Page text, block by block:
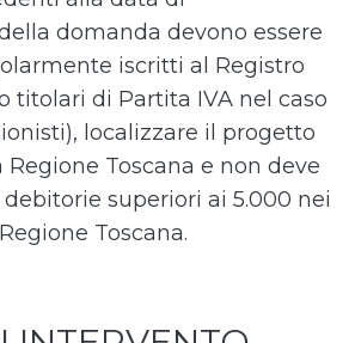
domanda devono essere
iscritti al Registro
titolari di Partita IVA nel caso
localizzare il progetto
Regione Toscana e non deve
superiori ai 5.000 nei
Toscana.